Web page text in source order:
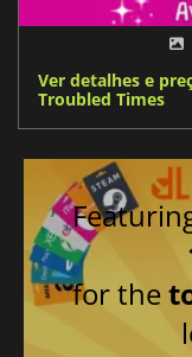
Ver detalhes e
Troubled Times
for the